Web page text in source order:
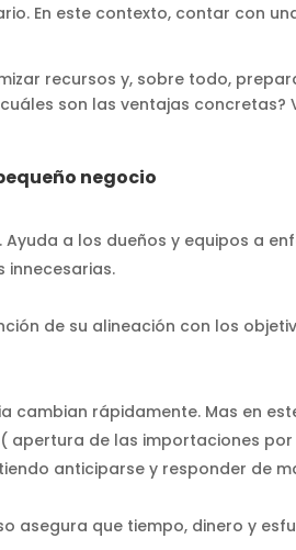
En este contexto, contar con
recursos y, sobre todo,
son las ventajas concretas?
negocio
a los dueños y equipos a
innecesarias.
de su alineación con los
cambian rápidamente. Mas en
apertura de las importaciones
anticiparse y responder de
asegura que tiempo, dinero y